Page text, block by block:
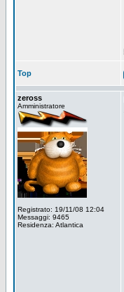
Top
zeross
Amministratore
Registrato: 19/11/08 12:04
Messaggi: 9465
Residenza: Atlantica